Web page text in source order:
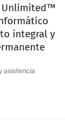
Unlimited™
integral y
asistencia